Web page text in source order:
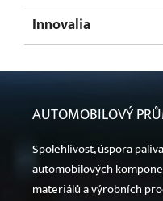
Innovalia
AUTOMOBILOVÝ
Spolehlivost, úspora
automobilových
materiálů a výrobních